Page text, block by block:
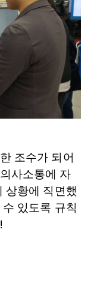
조수가 되어
사소통에 자
상황에 직면했
있도록 규칙